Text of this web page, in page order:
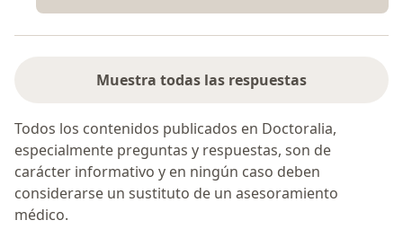
Muestra todas las respuestas
Todos los contenidos publicados en Doctoralia,
especialmente preguntas y respuestas, son de
carácter informativo y en ningún caso deben
considerarse un sustituto de un asesoramiento
médico.